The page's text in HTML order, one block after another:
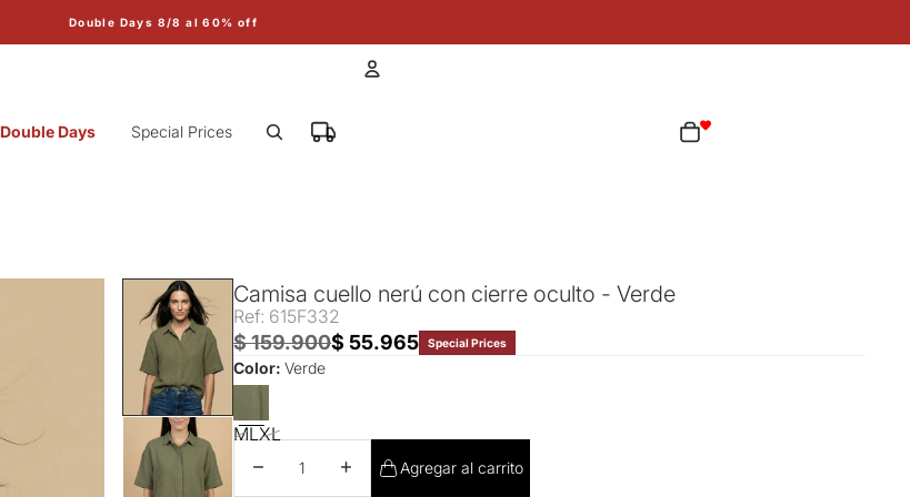
Double Days 8/8 al 60% off
Double Days Special Prices
Total de artículos en el carrito: 0
Camisa cuello nerú con cierre oculto - Verde
Ref: 615F332
$ 159.900$ 55.965 Special Prices
Color:Verde
MLXL
Disminuir cantidadAumentar cantidad
Agregar al carrito